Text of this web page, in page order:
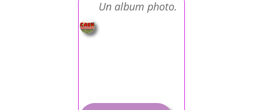
Un album photo.